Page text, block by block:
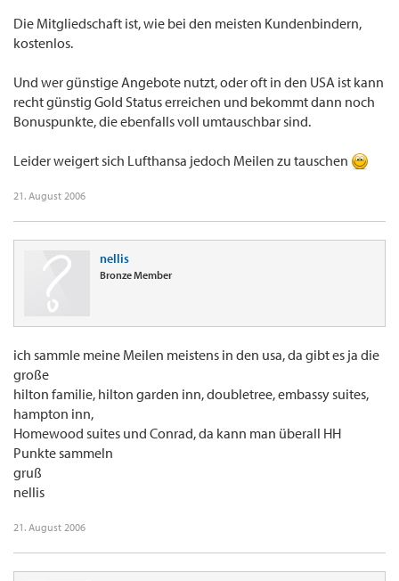
Die Mitgliedschaft ist, wie bei den meisten Kundenbindern,
kostenlos.
Und wer günstige Angebote nutzt, oder oft in den USA ist kann
recht günstig Gold Status erreichen und bekommt dann noch
Bonuspunkte, die ebenfalls voll umtauschbar sind.
Leider weigert sich Lufthansa jedoch Meilen zu tauschen
21. August 2006
nellis
Bronze Member
ich sammle meine Meilen meistens in den usa, da gibt es ja die
große
hilton familie, hilton garden inn, doubletree, embassy suites,
hampton inn,
Homewood suites und Conrad, da kann man überall HH
Punkte sammeln
gruß
nellis
21. August 2006